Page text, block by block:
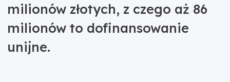
milionów złotych, z czego aż 86
milionów to dofinansowanie
unijne.